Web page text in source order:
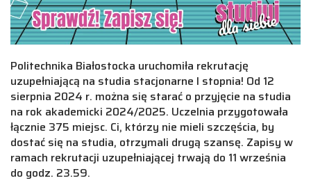
Politechnika Białostocka uruchomiła rekrutację
uzupełniającą na studia stacjonarne I stopnia! Od 12
sierpnia 2024 r. można się starać o przyjęcie na studia
na rok akademicki 2024/2025. Uczelnia przygotowała
łącznie 375 miejsc. Ci, którzy nie mieli szczęścia, by
dostać się na studia, otrzymali drugą szansę. Zapisy w
ramach rekrutacji uzupełniającej trwają do 11 września
do godz. 23.59.